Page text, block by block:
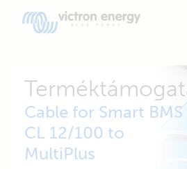
Cable for Smart BMS
CL 12/100 to
MultiPlus